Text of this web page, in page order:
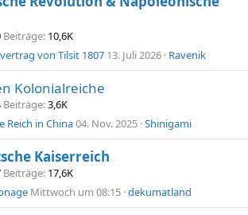
Beiträge 10,6K
von Tilsit 1807 13. Juli 2026 Ravenik
Kolonialreiche
Beiträge 3,6K
Reich in China04. Nov. 2025 Shinigami
Kaiserreich
Beiträge 17,6K
Mittwoch um 08:15 dekumatland